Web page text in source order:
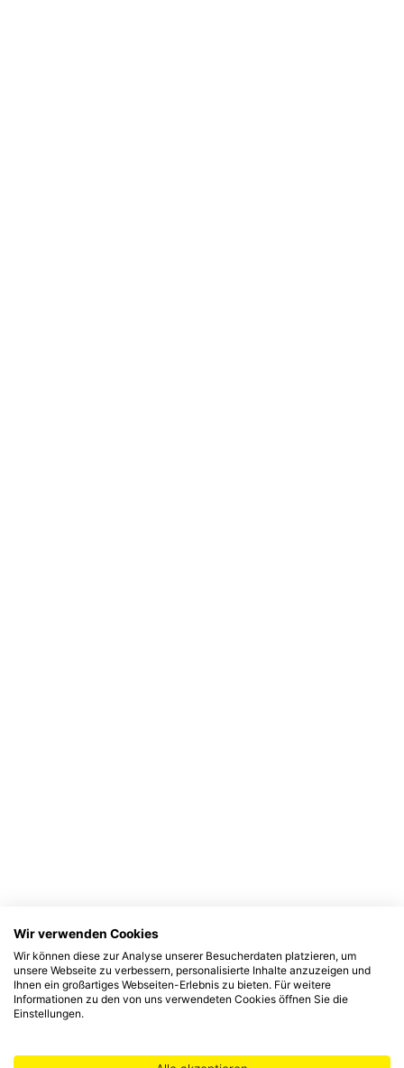
Wir verwenden Cookies
Wir können diese zur Analyse unserer Besucherdaten platzieren, um
unsere Webseite zu verbessern, personalisierte Inhalte anzuzeigen und
Ihnen ein großartiges Webseiten-Erlebnis zu bieten. Für weitere
Informationen zu den von uns verwendeten Cookies öffnen Sie die
Einstellungen.